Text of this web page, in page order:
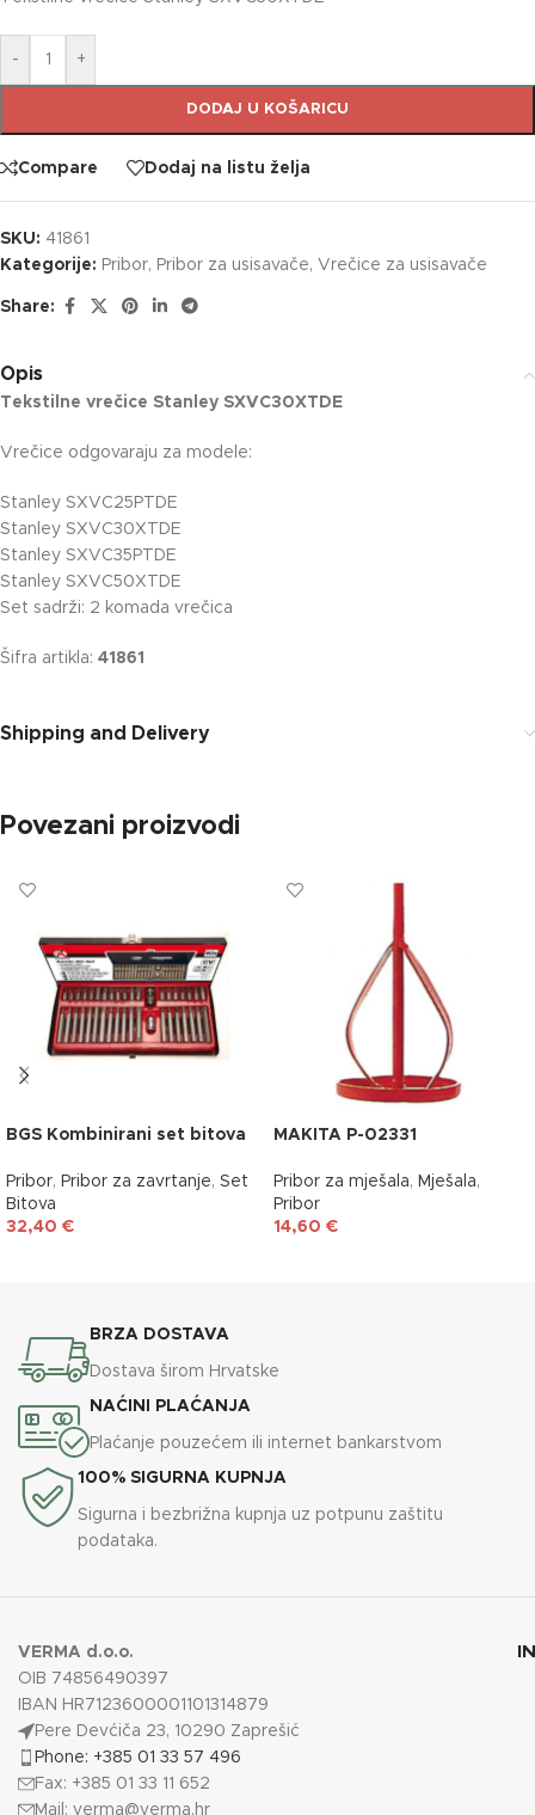
- +
DODAJ U KOŠARICU
Compare Dodaj na listu želja
SKU: 41861
Kategorije: Pribor, Pribor za usisavače, Vrečice za usisavače
Share:
Opis
Tekstilne vrečice Stanley SXVC30XTDE
Vrečice odgovaraju za modele:
Stanley SXVC25PTDE
Stanley SXVC30XTDE
Stanley SXVC35PTDE
Stanley SXVC50XTDE
Set sadrži: 2 komada vrečica
Šifra artikla: 41861
Shipping and Delivery
Povezani proizvodi
BGS Kombinirani set bitova
Pribor, Pribor za zavrtanje, Set
Bitova
32,40 €
MAKITA P-02331
Pribor za mješala, Mješala,
Pribor
14,60 €
BRZA DOSTAVA
Dostava širom Hrvatske
NAĆINI PLAĆANJA
Plaćanje pouzećem ili internet bankarstvom
100% SIGURNA KUPNJA
Sigurna i bezbrižna kupnja uz potpunu zaštitu
podataka.
VERMA d.o.o.
OIB 74856490397
IBAN HR7123600001101314879
Pere Devćiča 23, 10290 Zaprešić
Phone: +385 01 33 57 496
Fax: +385 01 33 11 652
Mail: verma@verma.hr